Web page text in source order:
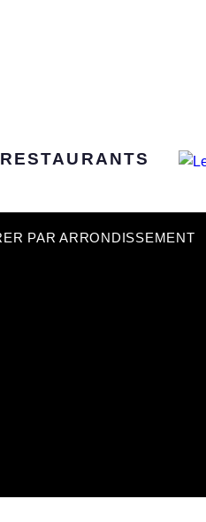
RESTAURANTS
PAR ARRONDISSEMENT